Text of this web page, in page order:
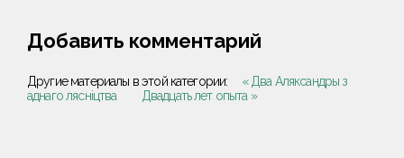
Добавить комментарий
Другие материалы в этой категории:
« Два Аляксандры з
аднаго лясніцтва
Двадцать лет опыта »